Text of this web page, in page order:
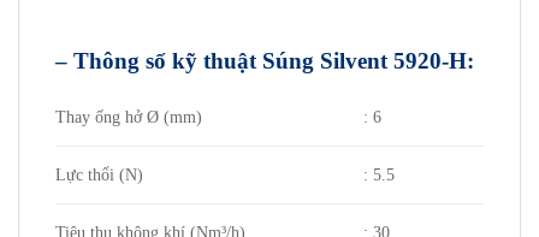
– Thông số kỹ thuật Súng Silvent 5920-H:
Thay ống hở Ø (mm) : 6
Lực thổi (N) : 5.5
Tiêu thụ không khí (Nm³/h) : 30